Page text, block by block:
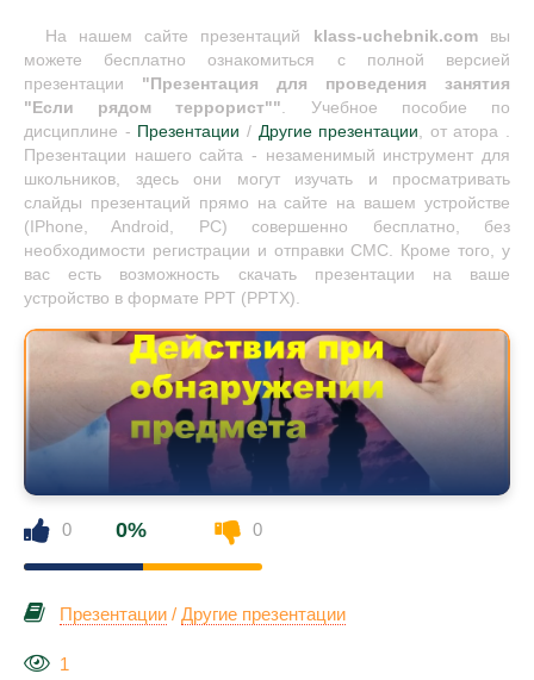
На нашем сайте презентаций klass-uchebnik.comвы
можете бесплатно ознакомиться с полной версией
презентации "Презентация для проведения занятия
"Если рядом террорист"". Учебное пособие по
дисциплине - Презентации / Другие презентации, от атора .
Презентации нашего сайта - незаменимый инструмент для
школьников, здесь они могут изучать и просматривать
слайды презентаций прямо на сайте на вашем устройстве
(IPhone, Android, PC) совершенно бесплатно, без
необходимости регистрации и отправки СМС. Кроме того, у
вас есть возможность скачать презентации на ваше
устройство в формате PPT (PPTX).
0 0% 0
Презентации / Другие презентации
1